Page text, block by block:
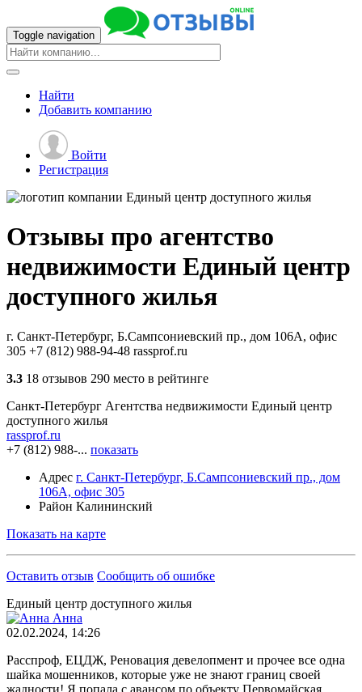
Toggle navigation
Найти
Добавить компанию
Войти
Регистрация
Отзывы про агентство
недвижимости Единый центр
доступного жилья
г. Санкт-Петербург, Б.Сампсониевский пр., дом 106А, офис
305 +7 (812) 988-94-48 rassprof.ru
3.3 18 отзывов 290 место в рейтинге
Санкт-Петербург Агентства недвижимости Единый центр
доступного жилья
rassprof.ru
+7 (812) 988-... показать
Адрес г. Санкт-Петербург, Б.Сампсониевский пр., дом
106А, офис 305
Район Калининский
Показать на карте
Оставить отзыв Сообщить об ошибке
Единый центр доступного жилья
Анна
02.02.2024, 14:26
Расспроф, ЕЦДЖ, Реновация девелопмент и прочее все одна
шайка мошенников, которые уже не знают границ своей
жадности! Я попала с авансом по объекту Первомайская.